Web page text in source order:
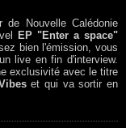
de Nouvelle Calédonie
EP "Enter a space"
bien l'émission, vous
live en fin d'interview.
exclusivité avec le titre
et qui va sortir en